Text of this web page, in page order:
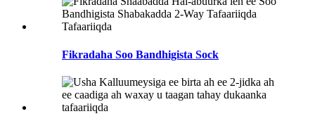
Fikradaha Soo Bandhigista Sock